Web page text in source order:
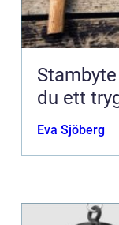
Stambyte i
du ett
Eva Sjöberg